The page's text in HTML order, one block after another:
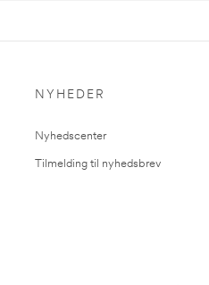
NYHEDER
Nyhedscenter
Tilmelding til nyhedsbrev